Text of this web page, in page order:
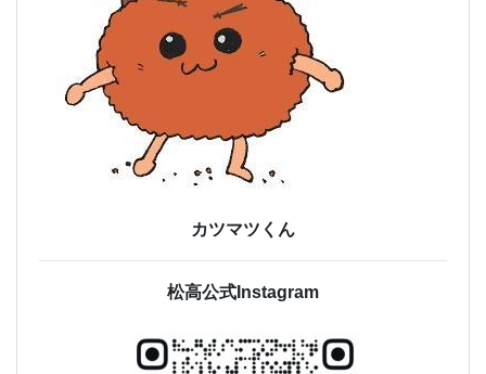
カツマツくん
松高公式Instagram